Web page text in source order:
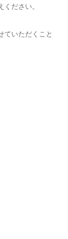
ださい。
ていただくこと